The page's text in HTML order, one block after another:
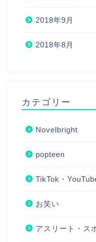
2018年9月
2018年8月
カテゴリー
Novelbright
popteen
TikTok・
お笑い
アスリート・ス